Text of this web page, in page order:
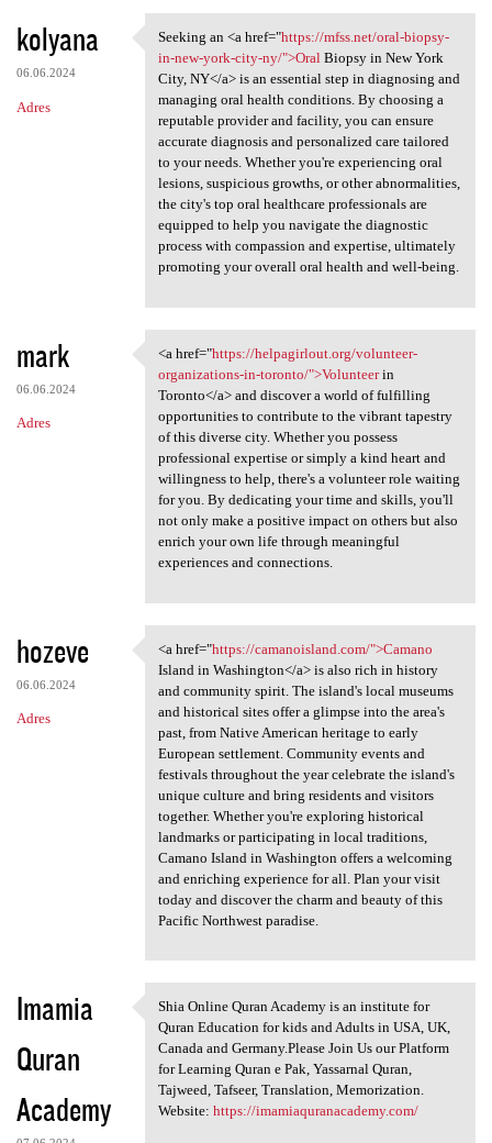
kolyana
06.06.2024
Adres
Seeking an <a href="https:/
Seeking an <a href="https://mfss.net/oral-biopsy-
in-new-york-city-ny/">OralBiopsy in New York
City, NY</a> is an essential step in diagnosing and
managing oral health conditions. By choosing a
reputable provider and facility, you can ensure
accurate diagnosis and personalized care tailored
to your needs. Whether you're experiencing oral
lesions, suspicious growths, or other abnormalities,
the city's top oral healthcare professionals are
equipped to help you navigate the diagnostic
process with compassion and expertise, ultimately
promoting your overall oral health and well-being.
mark
06.06.2024
Adres
<a href="https://helpagirlout
<a href="https://helpagirlout.org/volunteer-
organizations-in-toronto/">Volunteerin
Toronto</a> and discover a world of fulfilling
opportunities to contribute to the vibrant tapestry
of this diverse city. Whether you possess
professional expertise or simply a kind heart and
willingness to help, there's a volunteer role waiting
for you. By dedicating your time and skills, you'll
not only make a positive impact on others but also
enrich your own life through meaningful
experiences and connections.
hozeve
06.06.2024
Adres
<a href="https://camanoisland
<a href="https://camanoisland.com/">Camano
Island in Washington</a> is also rich in history
and community spirit. The island's local museums
and historical sites offer a glimpse into the area's
past, from Native American heritage to early
European settlement. Community events and
festivals throughout the year celebrate the island's
unique culture and bring residents and visitors
together. Whether you're exploring historical
landmarks or participating in local traditions,
Camano Island in Washington offers a welcoming
and enriching experience for all. Plan your visit
today and discover the charm and beauty of this
Pacific Northwest paradise.
Imamia
Quran
Academy
Shia Online Quran Academy is
Shia Online Quran Academy is an institute for
Quran Education for kids and Adults in USA, UK,
Canada and Germany.Please Join Us our Platform
for Learning Quran e Pak, Yassarnal Quran,
Tajweed, Tafseer, Translation, Memorization.
Website: https://imamiaquranacademy.com/